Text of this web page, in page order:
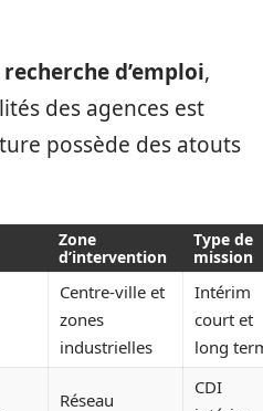
recherche d’emploi,
des agences est
possède des atouts
Zone
d’intervention
Type de
mission
Centre-ville et
zones
industrielles
Intérim
court et
long
Réseau
CDI